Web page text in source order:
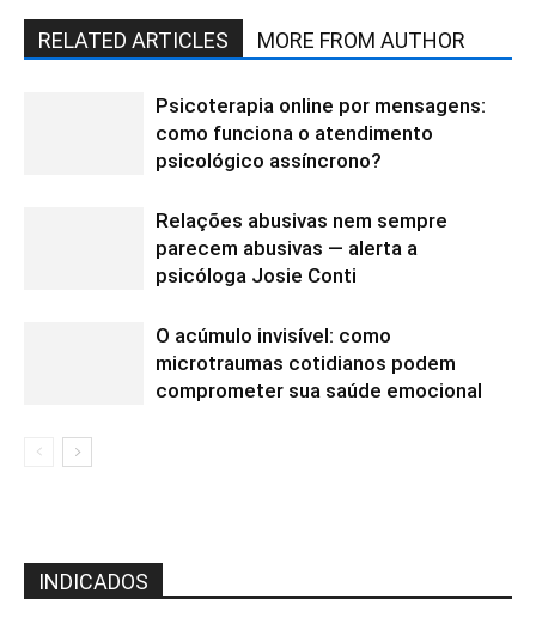
RELATED ARTICLES MORE FROM AUTHOR
Psicoterapia online por mensagens:
como funciona o atendimento
psicológico assíncrono?
Relações abusivas nem sempre
parecem abusivas — alerta a
psicóloga Josie Conti
O acúmulo invisível: como
microtraumas cotidianos podem
comprometer sua saúde emocional
INDICADOS